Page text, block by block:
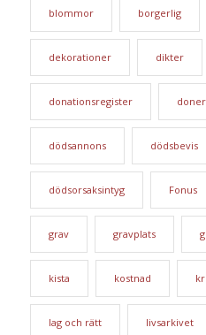
blommor borgerlig
dekorationer dikter
donationsregister
dödsannons dödsbevis
dödsorsaksintyg Fonus
grav gravplats
kista kostnad
lag och rätt livsarkivet